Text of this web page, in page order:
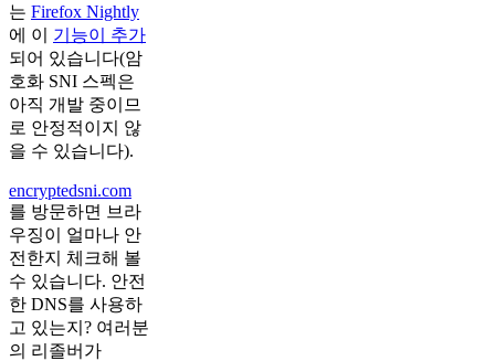
는 Firefox Nightly
에 이 기능이 추가
되어 있습니다(암
호화 SNI 스펙은
아직 개발 중이므
로 안정적이지 않
을 수 있습니다).
encryptedsni.com
를 방문하면 브라
우징이 얼마나 안
전한지 체크해 볼
수 있습니다. 안전
한 DNS를 사용하
고 있는지? 여러분
의 리졸버가